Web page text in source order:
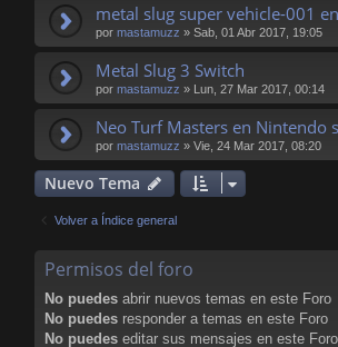
metal slug super vehicle-001
por mastamuzz » Sab, 01 Abr 2017, 19:05
Metal Slug 3 Switch
por mastamuzz » Lun, 27 Mar 2017, 00:14
Neo Turf Masters en Nintendo
por mastamuzz » Vie, 24 Mar 2017, 08:20
Nuevo Tema
Volver a Índice general
Permisos del foro
No puedes abrir nuevos temas en este Foro
No puedes responder a temas en este Foro
No puedes editar sus mensajes en este Foro